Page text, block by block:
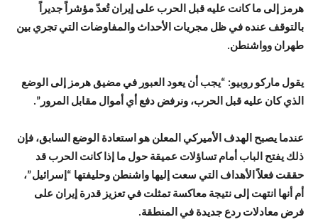
هرمز إلى ما كانت عليه قبل الحرب على إيران تُعدّ مؤشراً جديراً
بالتوقف عنده في ظل مجريات الأحداث والمفاوضات التي تجري بين
طهران وواشنطن.
يقول ماركو روبيو: “يجب أن يعود العبور في مضيق هرمز إلى الوضع
الذي كان عليه قبل الحرب، ونرفض دفع أي أموال مقابل المرور”.
عندما يصبح الهدف الأميركي المعلن هو استعادة الوضع السابق، فإن
ذلك يفتح الباب أمام تساؤلات عميقة حول ما إذا كانت الحرب قد
حققت فعلاً الأهداف التي سعت إليها واشنطن وحليفتها “إسرائيل”،
أم أنها انتهت إلى نتيجة معاكسة تمثلت في تعزيز قدرة إيران على
فرض معادلات ردع جديدة في المنطقة.